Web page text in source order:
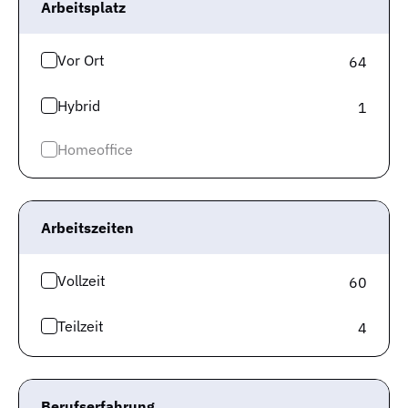
Arbeitsplatz
Vor Ort 64
Hybrid 1
Homeoffice
Arbeitszeiten
Vollzeit 60
Teilzeit 4
Ingenieur für Projektmanagement
Berufserfahrene
Auf die Merkliste